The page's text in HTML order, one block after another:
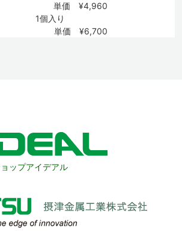
単価 ¥4,960
1個入り
単価 ¥6,700
ップアイデアル